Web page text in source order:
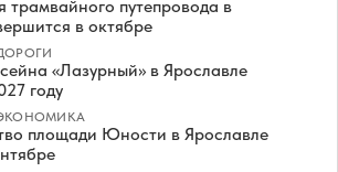
трамвайного путепровода в
в октябре
«Лазурный» в Ярославле
году
площади Юности в Ярославле